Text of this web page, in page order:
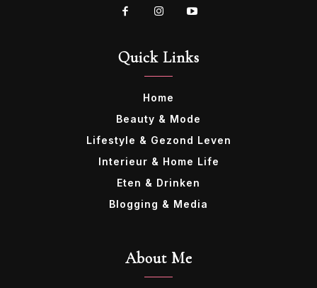
Quick Links
Home
Beauty & Mode
Lifestyle & Gezond Leven
Interieur & Home Life
Eten & Drinken
Blogging & Media
About Me